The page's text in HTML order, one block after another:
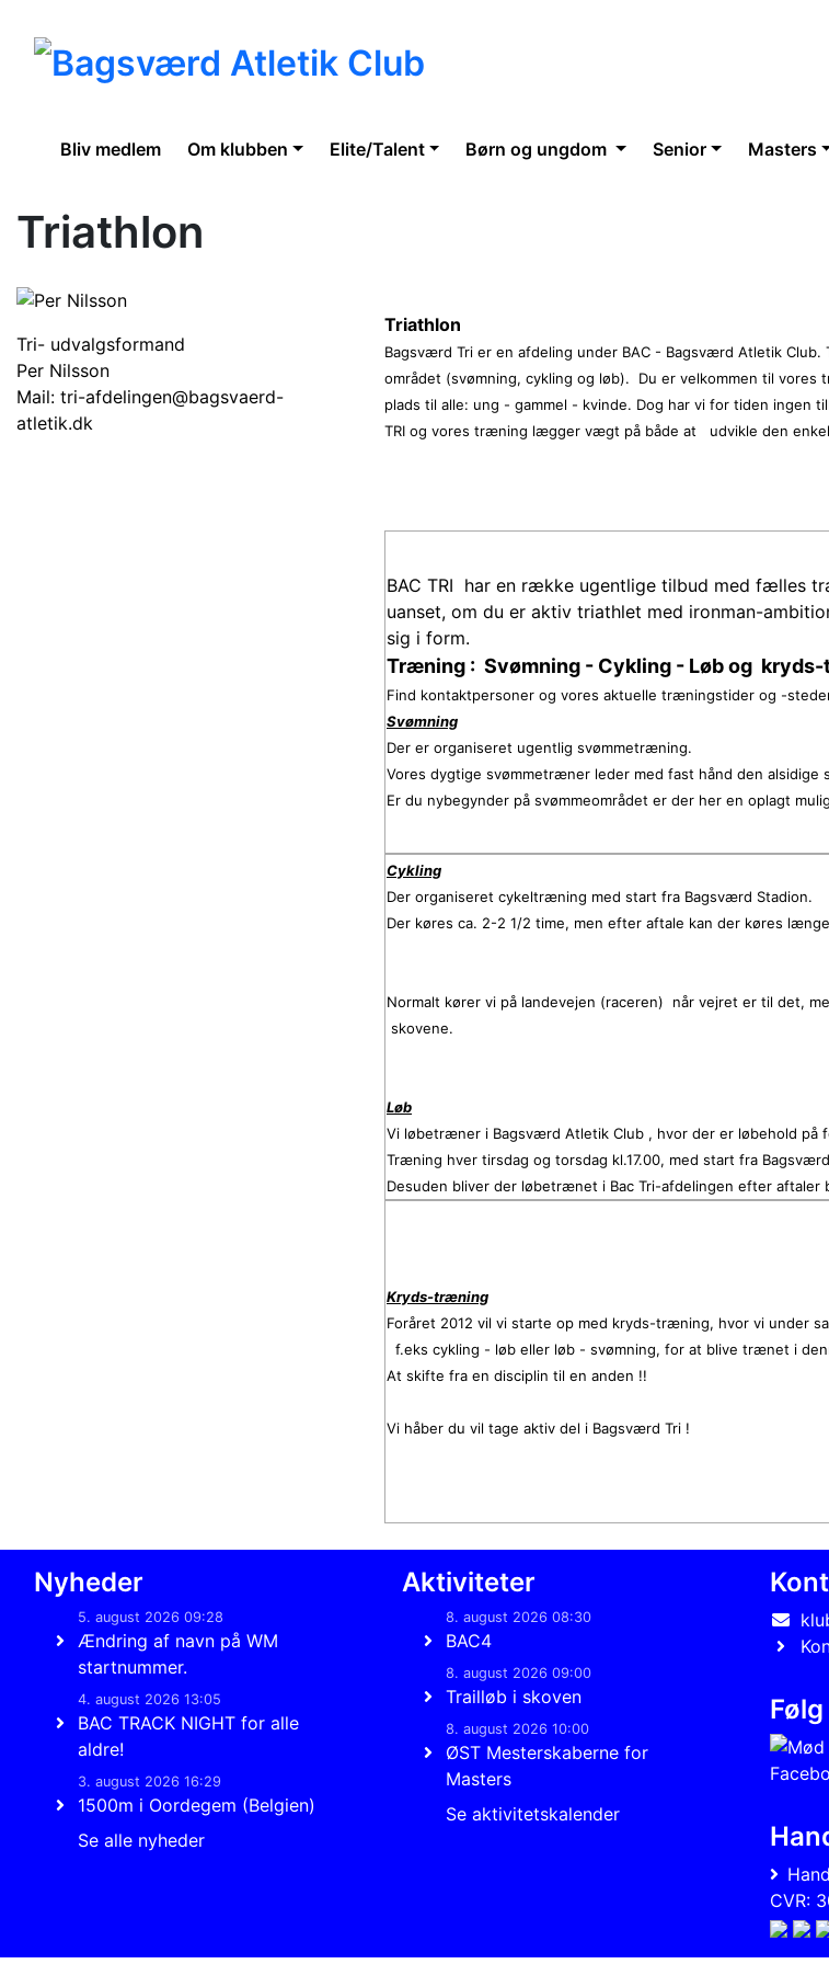
Bliv medlem Om klubben Elite/Talent Børn og ungdom Senior Masters
Triathlon
Tri- udvalgsformand
Per Nilsson
Mail: tri-afdelingen@bagsvaerd-
atletik.dk
Triathlon
Bagsværd Tri er en afdeling under BAC - Bagsværd Atletik
området (svømning, cykling og løb).
Du er velkommen til vores
plads til alle: ung - gammel - kvinde. Dog har vi for tiden ingen
TRI og vores træning lægger vægt på både at udvikle den
BAC TRI har en række ugentlige tilbud med fælles
uanset, om du er aktiv triathlet med ironman-
sig i form.
Træning : Svømning - Cykling - Løb og
Find kontaktpersoner og vores aktuelle træningstider og -
Svømning
Der er organiseret ugentlig svømmetræning.
Vores dygtige svømmetræner leder med fast hånd den
Er du nybegynder på svømmeområdet er der her en oplagt
Cykling
Der organiseret cykeltræning med start fra Bagsværd Stadion.
Der køres ca. 2-2 1/2 time, men efter aftale kan der køres
Normalt kører vi på landevejen (raceren) når vejret er til det,
skovene.
Løb
Vi løbetræner i Bagsværd Atletik Club , hvor der er løbehold på
Træning hver tirsdag og torsdag kl.17.00, med start fra
Desuden bliver der løbetrænet i Bac Tri-afdelingen efter
Kryds-træning
Foråret 2012 vil vi starte op med kryds-træning, hvor vi under
f.eks cykling - løb eller løb - svømning, for at blive trænet i
At skifte fra en disciplin til en anden !!
Vi håber du vil tage aktiv del i Bagsværd Tri !
Nyheder
5. august 2026 09:28
Ændring af navn på WM
startnummer.
4. august 2026 13:05
BAC TRACK NIGHT for alle
aldre!
3. august 2026 16:29
1500m i Oordegem (Belgien)
Se alle nyheder
Aktiviteter
8. august 2026 08:30
BAC4
8. august 2026 09:00
Trailløb i skoven
8. august 2026 10:00
ØST Mesterskaberne for
Masters
Se aktivitetskalender
CVR: